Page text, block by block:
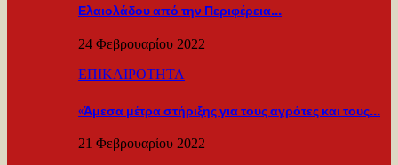
Ελαιολάδου από την Περιφέρεια…
24 Φεβρουαρίου 2022
ΕΠΙΚΑΙΡΟΤΗΤΑ
«Άμεσα μέτρα στήριξης για τους αγρότες και τους…
21 Φεβρουαρίου 2022